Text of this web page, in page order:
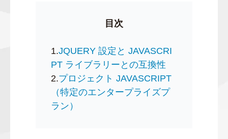
目次
1.JQUERY 設定と JAVASCRI
PT ライブラリーとの互換性
2.プロジェクト JAVASCRIPT
（特定のエンタープライズプ
ラン）